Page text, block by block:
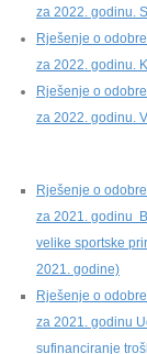
za 2022. godinu.
Rješenje o
za 2022. godinu.
Rješenje o
za 2022. godinu.
Rješenje o
za 2021. godinu
velike sportske
2021. godine)
Rješenje o
za 2021. godinu
sufinanciranje